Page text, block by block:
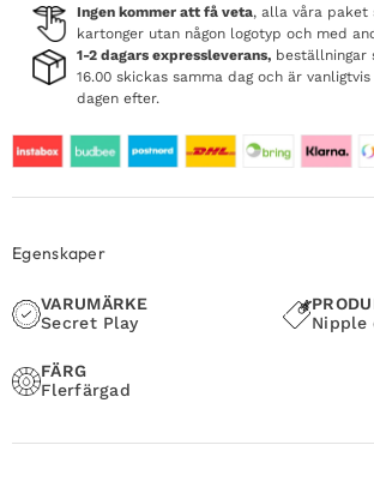
Holografic
mängd
Ingen kommer att få veta, alla våra paket
kartonger utan någon logotyp och med
1-2 dagars expressleverans, beställningar
16.00 skickas samma dag och är
dagen efter.
Egenskaper
VARUMÄRKE
Secret Play
Nipple
FÄRG
Flerfärgad